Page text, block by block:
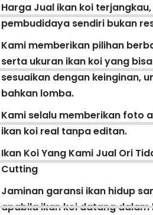
Harga Jual ikan koi
pembudidaya sendiri bukan
Kami memberikan pilihan
serta ukuran ikan koi yang
sesuaikan dengan keinginan,
bahkan lomba.
Kami selalu memberikan foto
ikan koi real tanpa editan.
Ikan Koi Yang Kami Jual Ori
Cutting
Jaminan garansi ikan hidup
apabila ikan koi datang dalam